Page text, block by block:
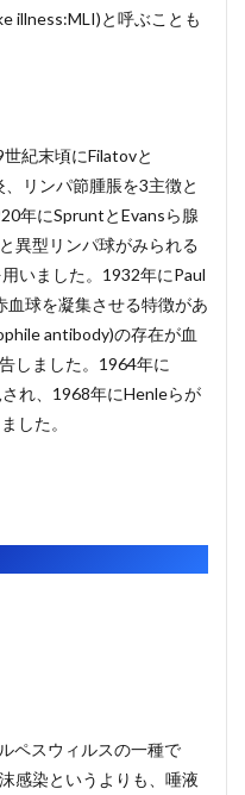
illness:MLI)と呼ぶことも
紀末頃にFilatovと
リンパ節腫脹を3主徴と
年にSpruntとEvansら腺
異型リンパ球がみられる
いました。1932年にPaul
球を凝集させる特徴があ
antibody)の存在が血
しました。1964年に
れ、1968年にHenleらが
した。
ペスウィルスの一種で
感染というよりも、唾液